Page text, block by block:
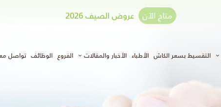
متاح الآن عروض الصيف 2026
التقسيط بسعر الكاش الأطباء الأخبار والمقالات الفروع الوظائف تواصل